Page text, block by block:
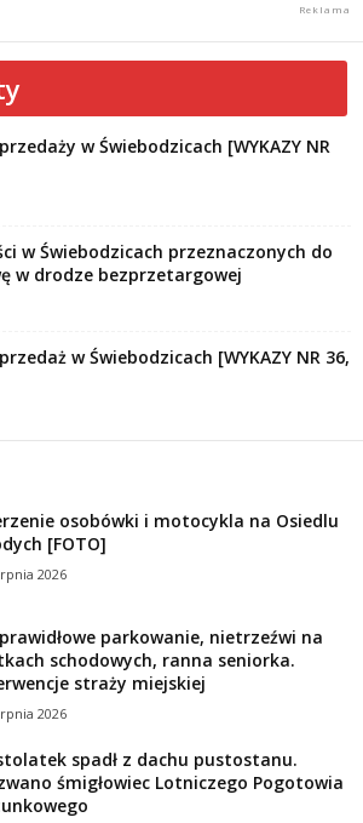
w Świebodzicach [WYKAZY NR
w Świebodzicach przeznaczonych do
w drodze bezprzetargowej
w Świebodzicach [WYKAZY NR 36,
osobówki i motocykla na Osiedlu
[FOTO]
2026
parkowanie, nietrzeźwi na
schodowych, ranna seniorka.
straży miejskiej
2026
spadł z dachu pustostanu.
śmigłowiec Lotniczego Pogotowia